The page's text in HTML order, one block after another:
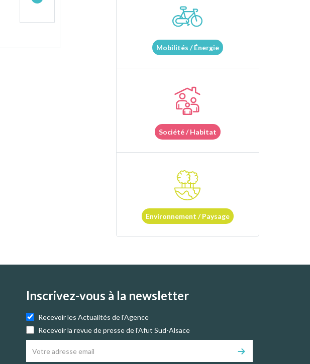
Mobilités / Énergie
Société / Habitat
Environnement / Paysage
Inscrivez-vous à la newsletter
Recevoir les Actualités de l'Agence
Recevoir la revue de presse de l'Afut Sud-Alsace